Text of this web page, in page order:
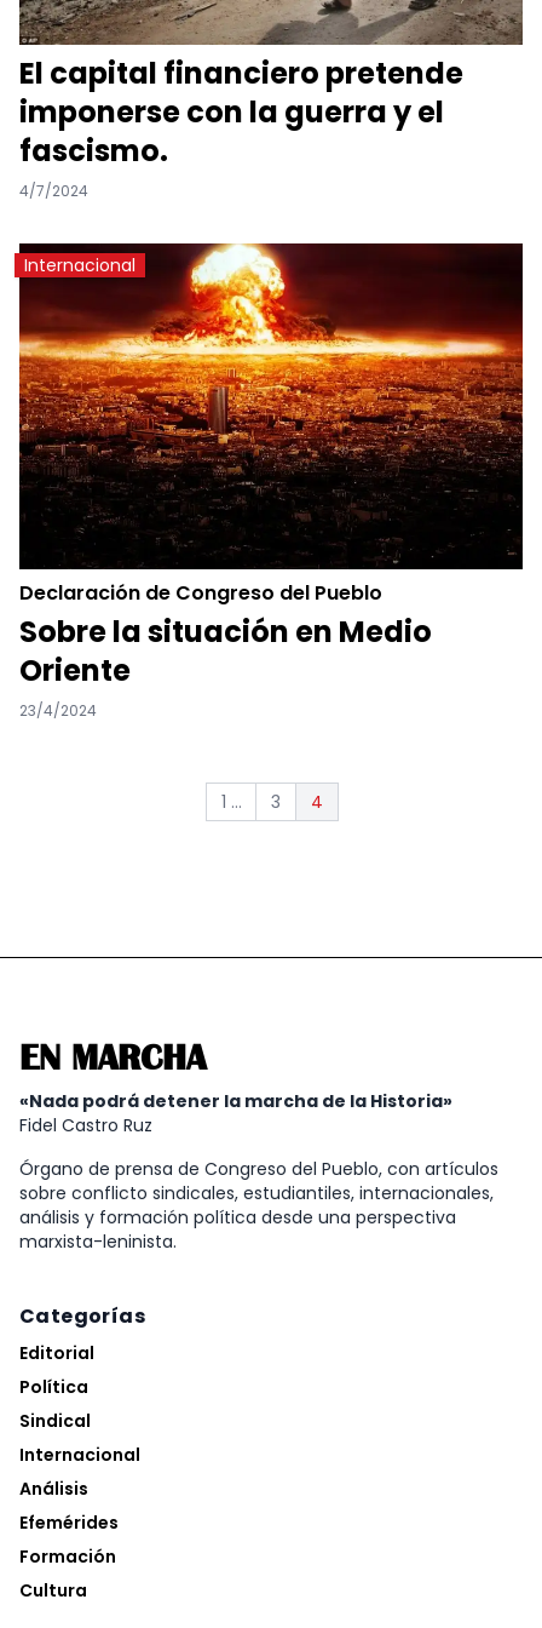
El capital financiero pretende
imponerse con la guerra y el
fascismo.
4/7/2024
Internacional
Declaración de Congreso del Pueblo
Sobre la situación en Medio
Oriente
23/4/2024
1 ... 3 4
EN MARCHA
«Nada podrá detener la marcha de la Historia»
Fidel Castro Ruz
Órgano de prensa de Congreso del Pueblo, con artículos
sobre conflicto sindicales, estudiantiles, internacionales,
análisis y formación política desde una perspectiva
marxista-leninista.
Categorías
Editorial
Política
Sindical
Internacional
Análisis
Efemérides
Formación
Cultura